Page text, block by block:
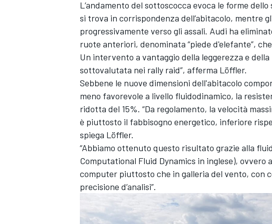
RALLY
L’andamento del sottoscocca evoca le forme
si trova in corrispondenza dell’abitacolo, mentre
progressivamente verso gli assali. Audi ha
ruote anteriori, denominata “piede d'elefante”,
Un intervento a vantaggio della leggerezza e della
sottovalutata nei rally raid”, afferma Löffler.
Sebbene le nuove dimensioni dell'abitacolo
meno favorevole a livello fluidodinamico, la
ridotta del 15%. “Da regolamento, la velocità
è piuttosto il fabbisogno energetico, inferiore
spiega Löffler.
“Abbiamo ottenuto questo risultato grazie alla
Computational Fluid Dynamics in inglese), ovvero
computer piuttosto che in galleria del vento, con
precisione d’analisi”.